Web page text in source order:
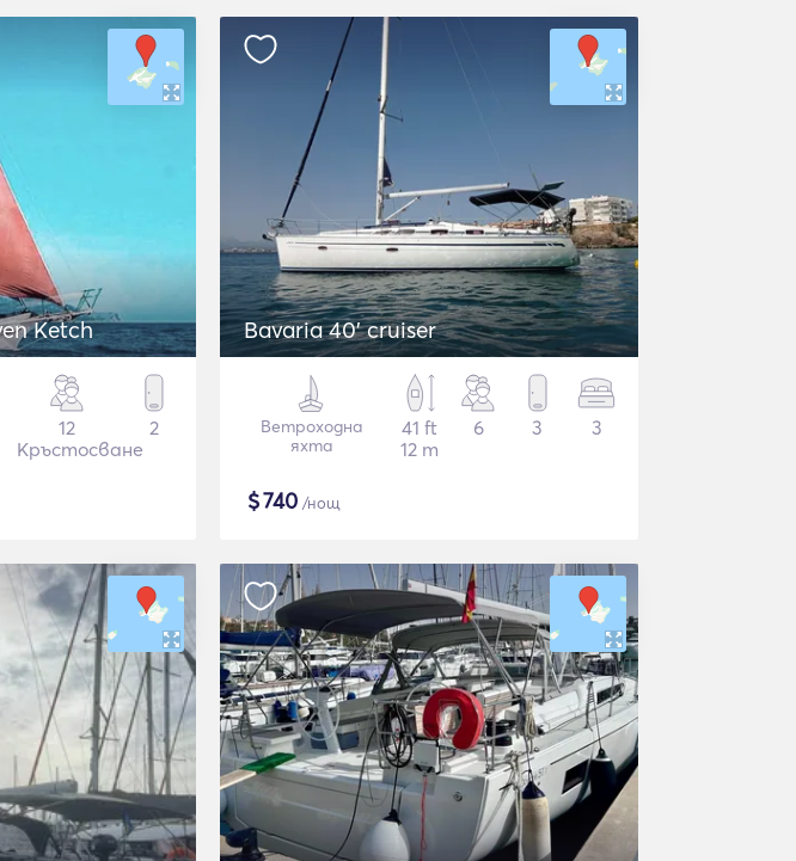
Ketch
12
Кръстосване
2
Bavaria 40' cruiser
Ветроходна
яхта
41 ft
12 m
6 3 3
$740 /нощ